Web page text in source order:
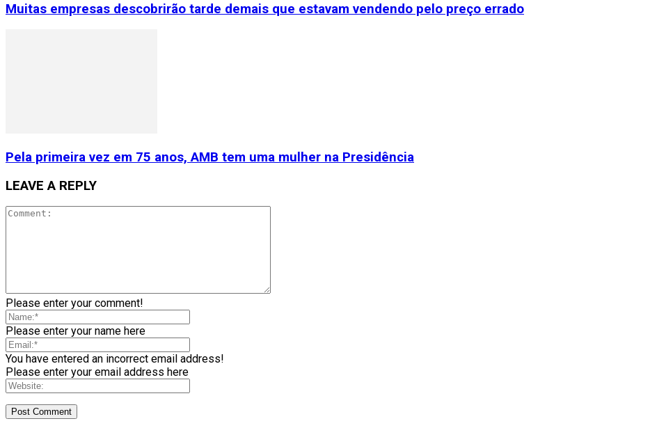
Muitas empresas descobrirão tarde demais que estavam vendendo pelo preço errado
Pela primeira vez em 75 anos, AMB tem uma mulher na Presidência
LEAVE A REPLY
Please enter your comment!
Please enter your name here
You have entered an incorrect email address!
Please enter your email address here